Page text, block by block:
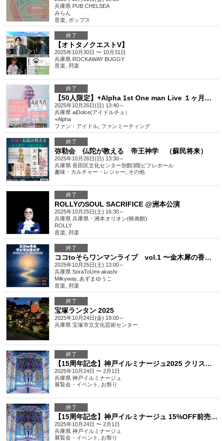
兵庫県 PUB CHELSEA
みらん
音楽
ポップス
終了
【オトタノクエストV】
2025年10月30日 〜 10月31日
兵庫県 ROCKAWAY BUGGY
音楽 邦楽
終了
【50人限定】+Alpha 1st One man Live １ヶ月前オフ会
2025年10月26日(日) 13:40～
兵庫県 aiDolce(アイドルチェ）
+Alpha
ファン・アイドル ファンミーティング
終了
弥勒会 仏陀が教える 帝王神学 （蘇民将来）
2025年10月26日(日) 13:30～
兵庫県 長田区文化センター別館3階ピフレホール
趣味・カルチャー・レジャー
その他
終了
ROLLYのSOUL SACRIFICE @洲本公演
2025年10月25日(土) 16:30～
兵庫県 兵庫県・洲本オリオン(映画館)
ROLLY
音楽 邦楽
終了
ココtoそらワンマンライブ vol.1 〜金木犀の香り、たからもの〜
2025年10月25日(土) 13:00～
兵庫県 SoraToUmi-akashi
Milkyway, あずまゆうこ
音楽 邦楽
終了
宝塚ランタン 2025
2025年10月24日(金) 19:00～
兵庫県 宝塚市立文化芸術センター
終了
【15周年記念】神戸イルミナージュ2025 クリスマス優先入場券
2025年10月24日 〜 2月1日
兵庫県 神戸イルミナージュ
展覧会・イベント
お祭り
終了
【15周年記念】神戸イルミナージュ 15%OFF前売りチケット ※返金不可
2025年10月24日 〜 2月1日
兵庫県 神戸イルミナージュ
展覧会・イベント
お祭り